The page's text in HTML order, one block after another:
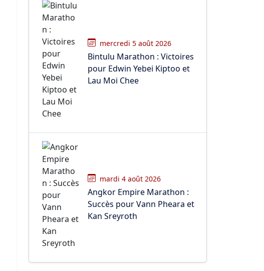
mercredi 5 août 2026
Bintulu Marathon : Victoires
pour Edwin Yebei Kiptoo et
Lau Moi Chee
mardi 4 août 2026
Angkor Empire Marathon :
Succès pour Vann Pheara et
Kan Sreyroth